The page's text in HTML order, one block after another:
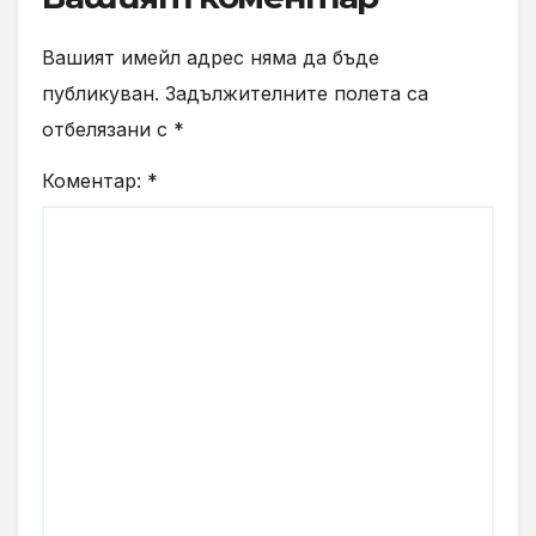
Вашият имейл адрес няма да бъде
публикуван. Задължителните полета са
отбелязани с *
Коментар: *